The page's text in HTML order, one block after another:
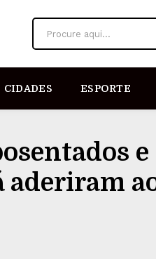
Procure aqui...
CIDADES ESPORTE
aderiram